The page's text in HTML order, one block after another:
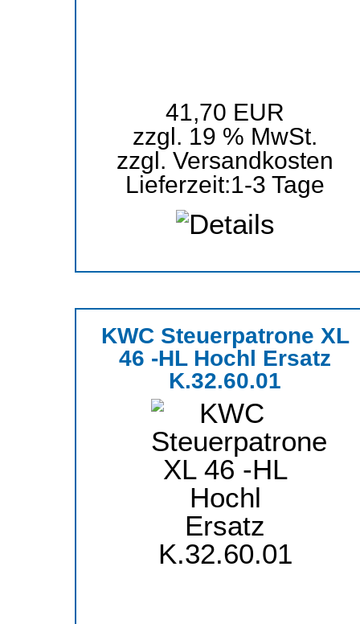
41,70 EUR
zzgl. 19 % MwSt.
zzgl.Versandkosten
Lieferzeit:1-3 Tage
KWC Steuerpatrone XL
46 -HL Hochl Ersatz
K.32.60.01